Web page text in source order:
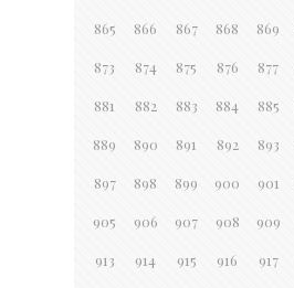
865 866 867 868 869
873 874 875 876 877
881 882 883 884 885
889 890 891 892 893
897 898 899 900 901
905 906 907 908 909
913 914 915 916 917